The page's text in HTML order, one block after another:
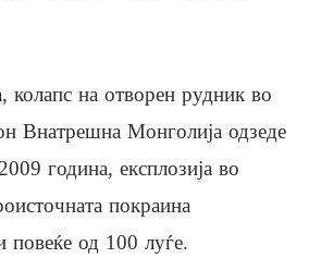
колапс на отворен рудник во
Внатрешна Монголија одзеде
година, експлозија во
покраина
повеќе од 100 луѓе.